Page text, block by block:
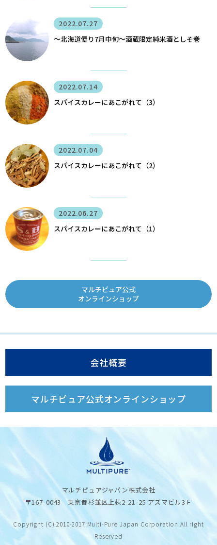
2022.07.27
〜北海道便り7月中旬～酒蔵限定純米酒としそ巻
2022.07.14
スパイスカレーにあこがれて（3）
2022.07.04
スパイスカレーにあこがれて（2）
2022.06.27
スパイスカレーにあこがれて（1）
マルチピュア公式
オンラインショップ
会社概要
マルチピュア公式オンラインショップ
マルチピュアジャパン株式会社
〒167-0043 東京都杉並区上荻2-21-25 アズマビル3Ｆ
Copyright (C) 2010-2017 Multi-Pure Japan Corporation All right
Reserved